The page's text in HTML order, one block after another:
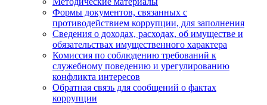
Формы документов, связанных с
противодействием коррупции, для заполнения
Сведения о доходах, расходах, об имуществе и
обязательствах имущественного характера
Комиссия по соблюдению требований к
служебному поведению и урегулированию
конфликта интересов
Обратная связь для сообщений о фактах
коррупции